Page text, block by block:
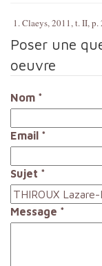
1. Claeys, 2011, t. II,
Poser une
oeuvre
Nom *
Email *
Sujet *
Message *